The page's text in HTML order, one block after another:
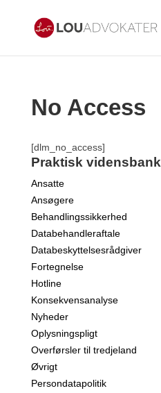
No Access
[dlm_no_access]
Praktisk vidensbank
Ansatte
Ansøgere
Behandlingssikkerhed
Databehandleraftale
Databeskyttelsesrådgiver
Fortegnelse
Hotline
Konsekvensanalyse
Nyheder
Oplysningspligt
Overførsler til tredjeland
Øvrigt
Persondatapolitik